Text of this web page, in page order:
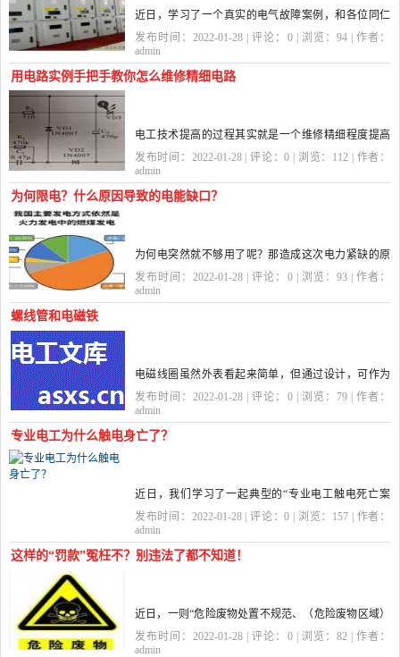
近日，学习了一个真实的电气故障案例，和各位同仁
分享，希望认真吸取此次事件经验教训。 有一个投运
多年的老电站发生一起跳闸事件，保护动作信息为：
发电机差动速断保护...
发布时间：2022-01-28 | 评论： 0| 浏览： 94| 作者：
admin
用电路实例手把手教你怎么维修精细电路
电工技术提高的过程其实就是一个维修精细程度提高
的过程。电工初期其实是大框架的维修，这期间主要
接触的是一些粗糙的灯泡串并联电路，再深入点就是
电机正反循环往复...
发布时间：2022-01-28 | 评论：0 | 浏览： 112 | 作者：
admin
为何限电？什么原因导致的电能缺口？
为何电突然就不够用了呢？那造成这次电力紧缺的原
因，我认为主要有以下几点： 第1点就是煤炭价格大幅
上涨的供应出现了短缺。今年的煤炭价格持续走高，
发布时间：2022-01-28 | 评论： 0| 浏览： 93| 作者：
admin
螺线管和电磁铁
电磁线圈虽然外表看起来简单，但通过设计，可作为
辅助组件执行各种任务。可逆、吸持、线性、双稳态
都是电磁阀行业的专业术语。它们通过3位双线圈电磁
阀定位保持力，用做带...
发布时间：2022-01-28 | 评论： 0| 浏览： 79| 作者：
admin
专业电工为什么触电身亡了？
近日，我们学习了一起典型的“专业电工触电死亡案
例”：某公司当值电气运行人员在进行发电机并网前检
查过程中，发生一起人身触电事故，造成1人死亡。 这
就奇怪了：只是...
发布时间：2022-01-28 | 评论：0 | 浏览： 157 | 作者：
admin
这样的“罚款”冤枉不？别违法了都不知道！
近日，一则“危险废物处置不规范、（危险废物区域）
标示标牌不完善、突发环境事件应急预案未按要求备
案”等等被“重罚”的案例频频见诸报端，让人紧张不
发布时间：2022-01-28 | 评论： 0| 浏览： 82| 作者：
admin